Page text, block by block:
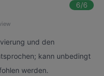
6/6
und den
kann unbedingt
werden.